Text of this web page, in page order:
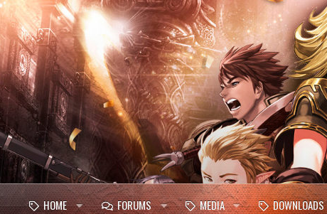
HOME FORUMS MEDIA DOWNLOADS